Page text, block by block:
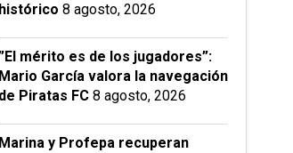
histórico 8 agosto, 2026
mérito es de los jugadores”:
Mario García valora la navegación
de Piratas FC 8 agosto, 2026
Marina y Profepa recuperan